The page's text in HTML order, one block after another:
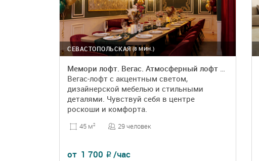
(8 МИН.)
СЕВАСТОПОЛЬСКАЯ
Мемори лофт. Вегас. Атмосферный лофт с акцентным дизайном
Вегас-лофт с акцентным светом,
дизайнерской мебелью и стильными
деталями. Чувствуй себя в центре
роскоши и комфорта.
45 м2 29 человек
от 1 700 ₽ /час